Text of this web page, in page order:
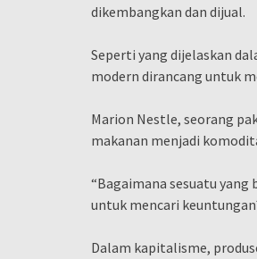
dikembangkan dan dijual.
Seperti yang dijelaskan
modern dirancang untuk
Marion Nestle, seorang
makanan menjadi
“Bagaimana sesuatu
untuk mencari
Dalam kapitalisme,